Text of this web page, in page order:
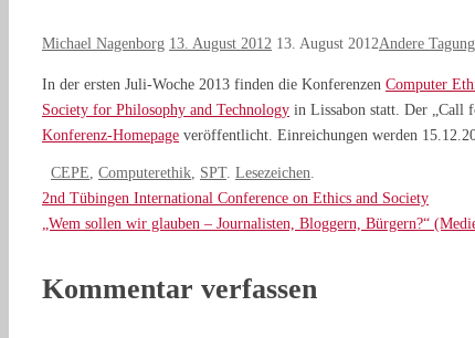
Michael Nagenborg 13. August 2012 13. August 2012Andere
In der ersten Juli-Woche 2013 finden die Konferenzen Computer
Society for Philosophy and Technology in Lissabon statt. Der „Call
Konferenz-Homepage veröffentlicht. Einreichungen werden
CEPE Computerethik SPT. Lesezeichen
2nd Tübingen International Conference on Ethics and Society
„Wem sollen wir glauben – Journalisten, Bloggern, Bürgern?“
Kommentar verfassen